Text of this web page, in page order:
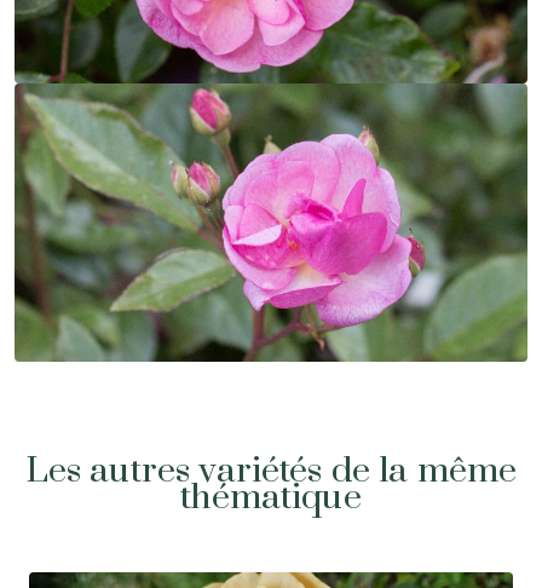
Les autres variétés de la même
thématique